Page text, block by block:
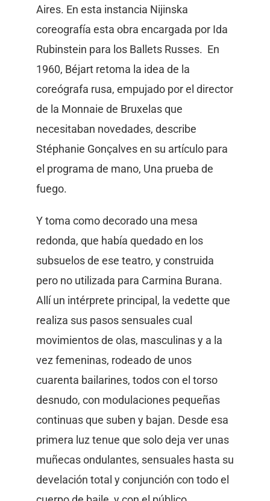
Aires. En esta instancia Nijinska
coreografía esta obra encargada por Ida
Rubinstein para los Ballets Russes. En
1960, Béjart retoma la idea de la
coreógrafa rusa, empujado por el director
de la Monnaie de Bruxelas que
necesitaban novedades, describe
Stéphanie Gonçalves en su artículo para
el programa de mano, Una prueba de
fuego.
Y toma como decorado una mesa
redonda, que había quedado en los
subsuelos de ese teatro, y construida
pero no utilizada para Carmina Burana.
Allí un intérprete principal, la vedette que
realiza sus pasos sensuales cual
movimientos de olas, masculinas y a la
vez femeninas, rodeado de unos
cuarenta bailarines, todos con el torso
desnudo, con modulaciones pequeñas
continuas que suben y bajan. Desde esa
primera luz tenue que solo deja ver unas
muñecas ondulantes, sensuales hasta su
develación total y conjunción con todo el